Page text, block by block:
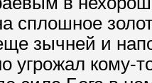
сплошное
зычней и
угрожал кому-